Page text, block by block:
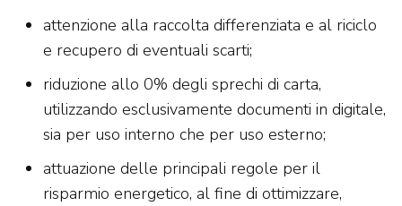
attenzione alla raccolta differenziata e al riciclo
e recupero di eventuali scarti;
riduzione allo 0% degli sprechi di carta,
utilizzando esclusivamente documenti in digitale,
sia per uso interno che per uso esterno;
attuazione delle principali regole per il
risparmio energetico, al fine di ottimizzare,